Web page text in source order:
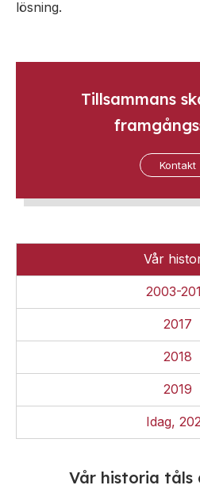
lösning.
Tillsammans
Kontakt
Vår
2003-
2017
2018
2019
Idag,
Vår historia